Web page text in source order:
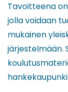
Tavoitteena
jolla voidaan
mukainen
järjestelmään.